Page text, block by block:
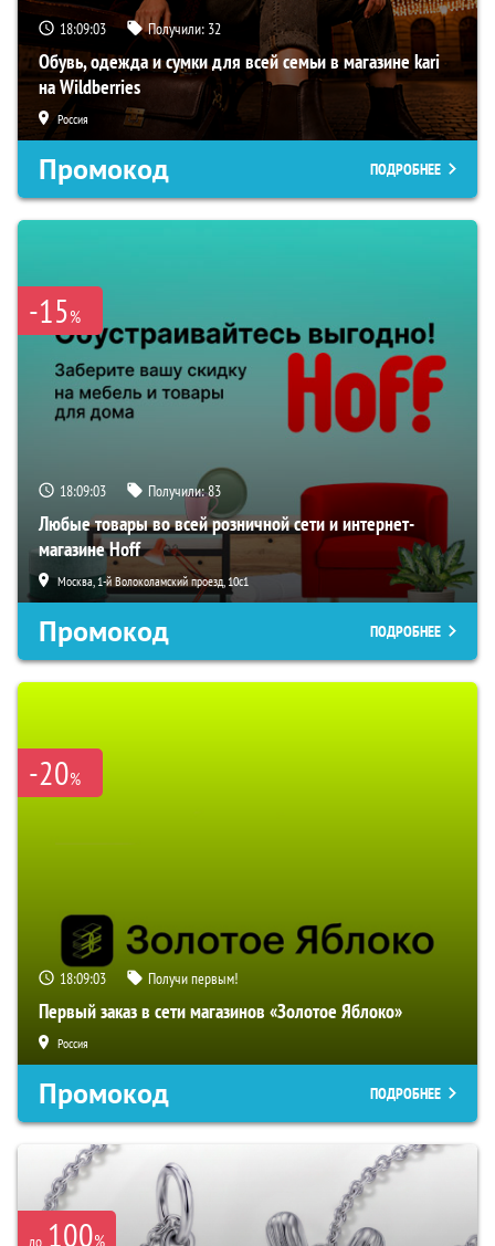
18:09:02 Получили: 32
Обувь, одежда и сумки для всей семьи в магазине kari
на Wildberries
Россия
Промокод ПОДРОБНЕЕ
-15%
18:09:02 Получили:83
Любые товары во всей розничной сети и интернет-
магазине Hoff
Москва, 1-й Волоколамский проезд, 10с1
Промокод ПОДРОБНЕЕ
-20%
18:09:02 Получи первым!
Первый заказ в сети магазинов «Золотое Яблоко»
Россия
Промокод ПОДРОБНЕЕ
до 100%